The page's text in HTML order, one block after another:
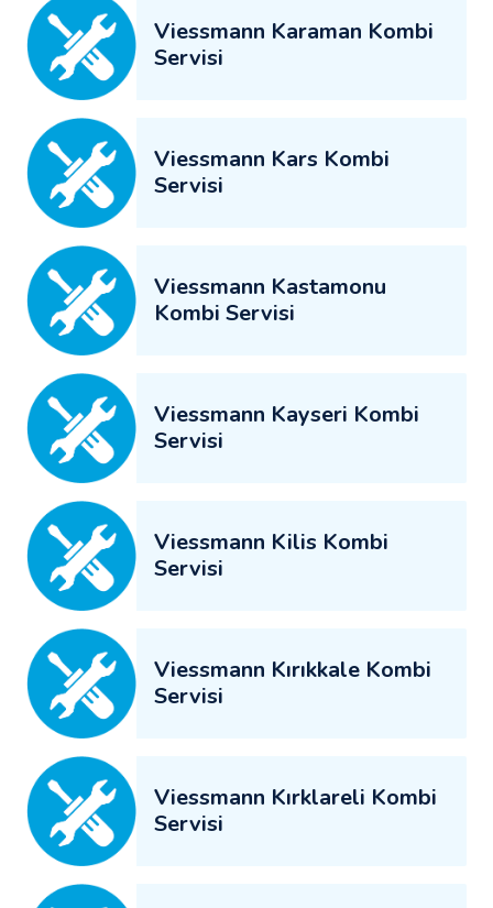
Viessmann Karaman Kombi
Servisi
Viessmann Kars Kombi
Servisi
Viessmann Kastamonu
Kombi Servisi
Viessmann Kayseri Kombi
Servisi
Viessmann Kilis Kombi
Servisi
Viessmann Kırıkkale Kombi
Servisi
Viessmann Kırklareli Kombi
Servisi